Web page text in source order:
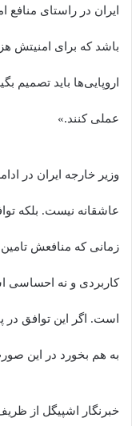
ایران در راستای منافع
باشد که برای امنیتش
اروپایی‌ها باید تصمیم
عملی کنند.»
وزیر خارجه ایران در
عاشقانه نیست. بلکه
زمانی که منافعش
کاربردی و نه احساسی
است. اگر این توافق در
به هم بخورد در این
خبرنگار اشپیگل از